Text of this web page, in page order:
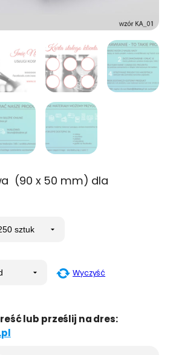
(90 x 50 mm) dla
Wyczyść
lub prześlij na dres: